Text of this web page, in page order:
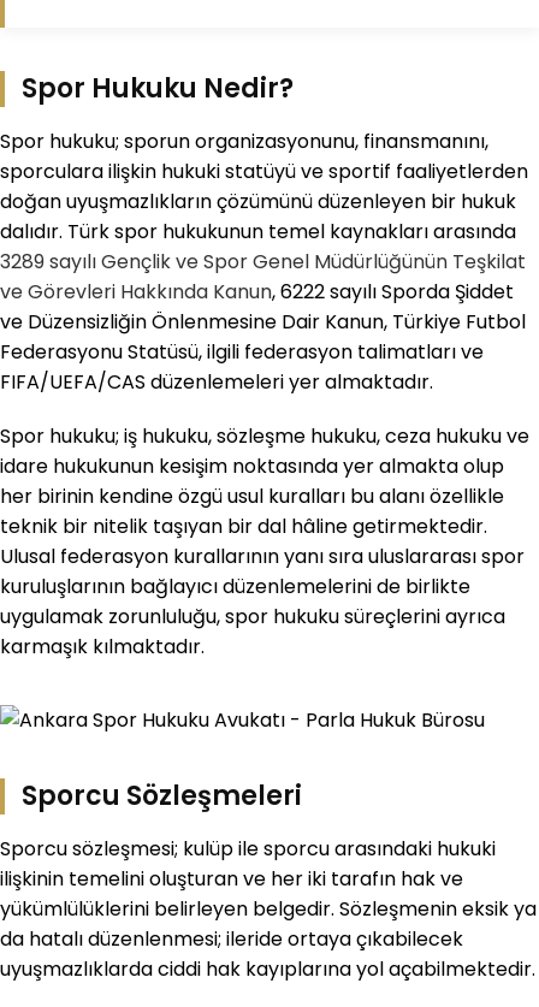
Spor Hukuku Nedir?
Spor hukuku; sporun organizasyonunu, finansmanını,
sporculara ilişkin hukuki statüyü ve sportif faaliyetlerden
doğan uyuşmazlıkların çözümünü düzenleyen bir hukuk
dalıdır. Türk spor hukukunun temel kaynakları arasında
3289 sayılı Gençlik ve Spor Genel Müdürlüğünün Teşkilat
ve Görevleri Hakkında Kanun, 6222 sayılı Sporda Şiddet
ve Düzensizliğin Önlenmesine Dair Kanun, Türkiye Futbol
Federasyonu Statüsü, ilgili federasyon talimatları ve
FIFA/UEFA/CAS düzenlemeleri yer almaktadır.
Spor hukuku; iş hukuku, sözleşme hukuku, ceza hukuku ve
idare hukukunun kesişim noktasında yer almakta olup
her birinin kendine özgü usul kuralları bu alanı özellikle
teknik bir nitelik taşıyan bir dal hâline getirmektedir.
Ulusal federasyon kurallarının yanı sıra uluslararası spor
kuruluşlarının bağlayıcı düzenlemelerini de birlikte
uygulamak zorunluluğu, spor hukuku süreçlerini ayrıca
karmaşık kılmaktadır.
Sporcu Sözleşmeleri
Sporcu sözleşmesi; kulüp ile sporcu arasındaki hukuki
ilişkinin temelini oluşturan ve her iki tarafın hak ve
yükümlülüklerini belirleyen belgedir. Sözleşmenin eksik ya
da hatalı düzenlenmesi; ileride ortaya çıkabilecek
uyuşmazlıklarda ciddi hak kayıplarına yol açabilmektedir.